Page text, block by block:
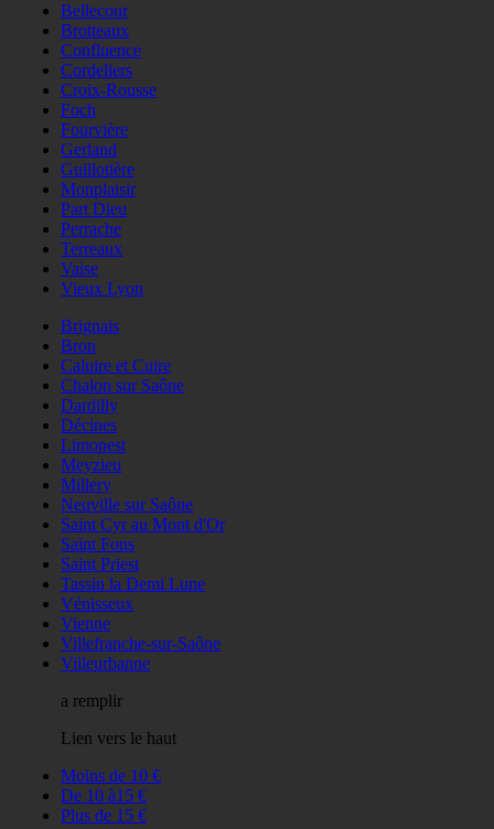
Bellecour
Brotteaux
Confluence
Cordeliers
Croix-Rousse
Foch
Fourvière
Gerland
Guillotière
Monplaisir
Part Dieu
Perrache
Terreaux
Vaise
Vieux Lyon
Brignais
Bron
Caluire et Cuire
Chalon sur Saône
Dardilly
Décines
Limonest
Meyzieu
Millery
Neuville sur Saône
Saint Cyr au Mont d'Or
Saint Fons
Saint Priest
Tassin la Demi Lune
Vénisseux
Vienne
Villefranche-sur-Saône
Villeurbanne
a remplir
Lien vers le haut
Moins de 10 €
De 10 à15 €
Plus de 15 €